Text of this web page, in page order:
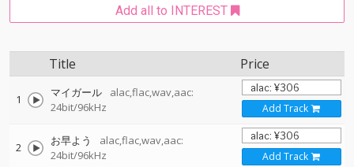
Add all to INTEREST
Title Price
1 マイガール
alac,flac,wav,aac:
24bit/96kHz
Add Track
2 お早よう
alac,flac,wav,aac:
24bit/96kHz
Add Track